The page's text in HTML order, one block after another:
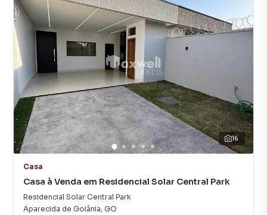
16
Casa
Casa à Venda em Residencial Solar Central Park
Residencial Solar Central Park
Aparecida de Goiânia, GO